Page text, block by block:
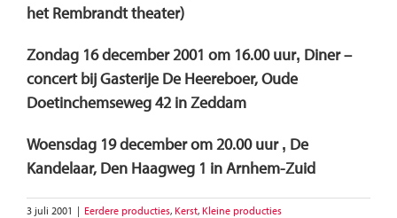
het Rembrandt theater)
Zondag 16 december 2001 om 16.00 uur‚ Diner –
concert bij Gasterije De Heereboer, Oude
Doetinchemseweg 42 in Zeddam
Woensdag 19 december om 20.00 uur ‚ De
Kandelaar, Den Haagweg 1 in Arnhem-Zuid
3 juli 2001 | Eerdere producties, Kerst, Kleine producties